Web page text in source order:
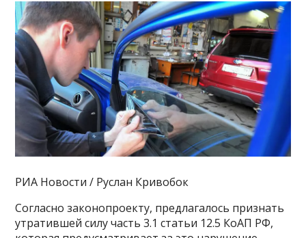
РИА Новости / Руслан Кривобок
Согласно законопроекту, предлагалось признать
утратившей силу часть 3.1 статьи 12.5 КоАП РФ,